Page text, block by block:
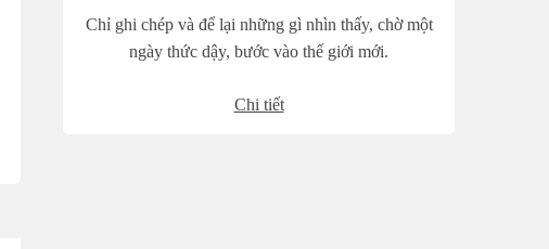
Chỉ ghi chép và để lại những gì nhìn thấy, chờ một
ngày thức dậy, bước vào thế giới mới.
Chi tiết